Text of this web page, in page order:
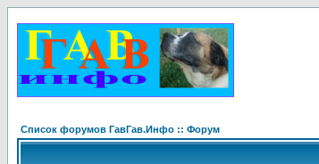
Список форумов ГавГав.Инфо :: Форум